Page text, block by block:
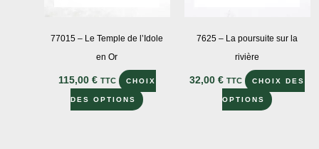
77015 – Le Temple de l’Idole
en Or
115,00 € TTC CHOIX
DES OPTIONS
Ce
7625 – La poursuite sur la
rivière
32,00€ TTC CHOIX DES
OPTIONS
Ce